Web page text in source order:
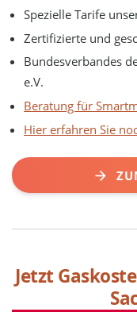
Spezielle Tarife
Zertifizierte und
Bundesverbandes
e.V.
Beratung für
Hier erfahren Sie
Jetzt